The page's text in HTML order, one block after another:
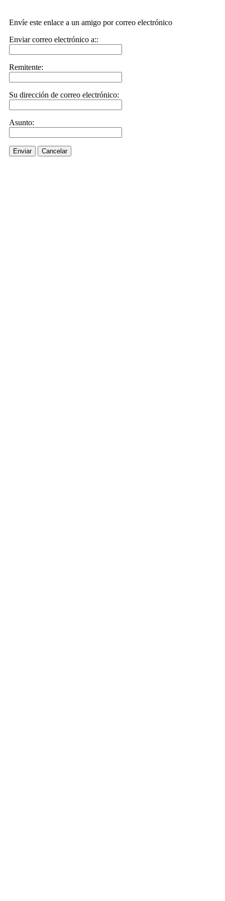
Envíe este enlace a un amigo por correo electrónico
Enviar correo electrónico a::
Remitente:
Su dirección de correo electrónico:
Asunto:
Enviar Cancelar